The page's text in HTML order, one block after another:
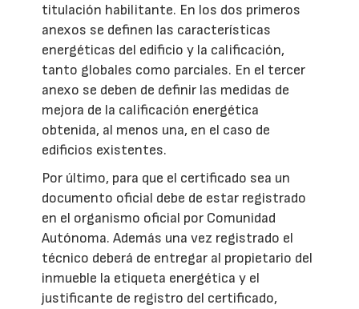
titulación habilitante. En los dos primeros
anexos se definen las características
energéticas del edificio y la calificación,
tanto globales como parciales. En el tercer
anexo se deben de definir las medidas de
mejora de la calificación energética
obtenida, al menos una, en el caso de
edificios existentes.
Por último, para que el certificado sea un
documento oficial debe de estar registrado
en el organismo oficial por Comunidad
Autónoma. Además una vez registrado el
técnico deberá de entregar al propietario del
inmueble la etiqueta energética y el
justificante de registro del certificado,